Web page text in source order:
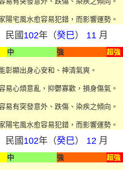
陽宅風水愈容易犯錯，而影響運勢。
民國 102年（癸巳） 11 月
中 強
超強
彰顯出身心安和、神清氣爽。
易心煩意亂，抑鬱寡歡，損身傷氣。
易有突發意外、跌傷、染疾之傾向。
陽宅風水愈容易犯錯，而影響運勢。
民國 102年（癸巳） 12 月
中 強
超強